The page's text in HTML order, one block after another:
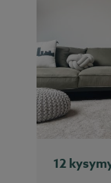
12